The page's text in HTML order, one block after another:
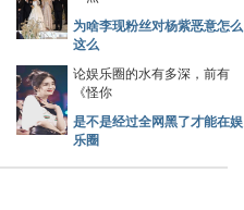
为啥李现粉丝对杨紫恶意怎么
这么
论娱乐圈的水有多深，前有
《怪你
是不是经过全网黑了才能在娱
乐圈